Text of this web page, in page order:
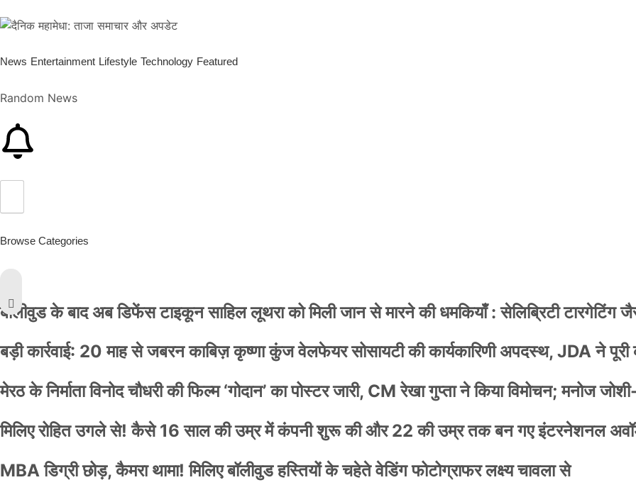
News Entertainment Lifestyle Technology Featured
Random News
Browse Categories
बॉलीवुड के बाद अब डिफेंस टाइकून साहिल लूथरा को मिली जान से मारने की धमकियाँ : सेलिब्रिटी टारगेटिंग
बड़ी कार्रवाई: 20 माह से जबरन काबिज़ कृष्णा कुंज वेलफेयर सोसायटी की कार्यकारिणी अपदस्थ, JDA ने पूरी
मेरठ के निर्माता विनोद चौधरी की फिल्म ‘गोदान’ का पोस्टर जारी, CM रेखा गुप्ता ने किया विमोचन; मनोज
मिलिए रोहित उगले से! कैसे 16 साल की उम्र में कंपनी शुरू की और 22 की उम्र तक बन गए इंटरनेशनल
MBA डिग्री छोड़, कैमरा थामा! मिलिए बॉलीवुड हस्तियों के चहेते वेडिंग फोटोग्राफर लक्ष्य चावला से